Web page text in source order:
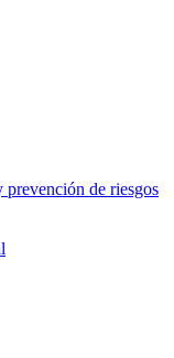
de riesgos